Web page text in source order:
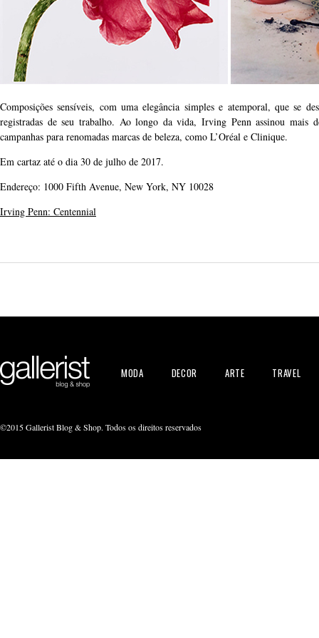
Composições sensíveis, com uma elegância simples e atemporal, que se
registradas de seu trabalho. Ao longo da vida, Irving Penn assinou mais
campanhas para renomadas marcas de beleza, como L’Oréal e Clinique.
Em cartaz até o dia 30 de julho de 2017.
Endereço: 1000 Fifth Avenue, New York, NY 10028
Irving Penn: Centennial
MODA DECOR ARTE TRAVEL
©2015 Gallerist Blog & Shop. Todos os direitos reservados